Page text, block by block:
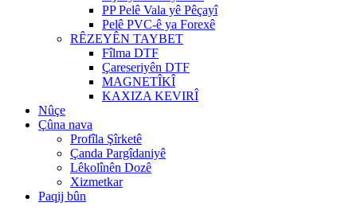
PP Pelê Vala yê Pêçayî
Pelê PVC-ê ya Forexê
RÊZEYÊN TAYBET
Fîlma DTF
Çareseriyên DTF
MAGNETÎKÎ
KAXIZA KEVIRÎ
Nûçe
Çûna nava
Profîla Şîrketê
Çanda Pargîdaniyê
Lêkolînên Dozê
Xizmetkar
Paqij bûn